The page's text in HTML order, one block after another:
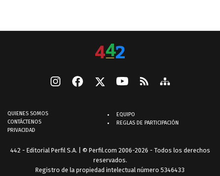
QUIENES SOMOS
CONTÁCTENOS
PRIVACIDAD
EQUIPO
REGLAS DE PARTICIPACIÓN
442 - Editorial Perfil S.A. | © Perfil.com 2006-2026 - Todos los derechos
reservados.
Registro de la propiedad intelectual número 5346433